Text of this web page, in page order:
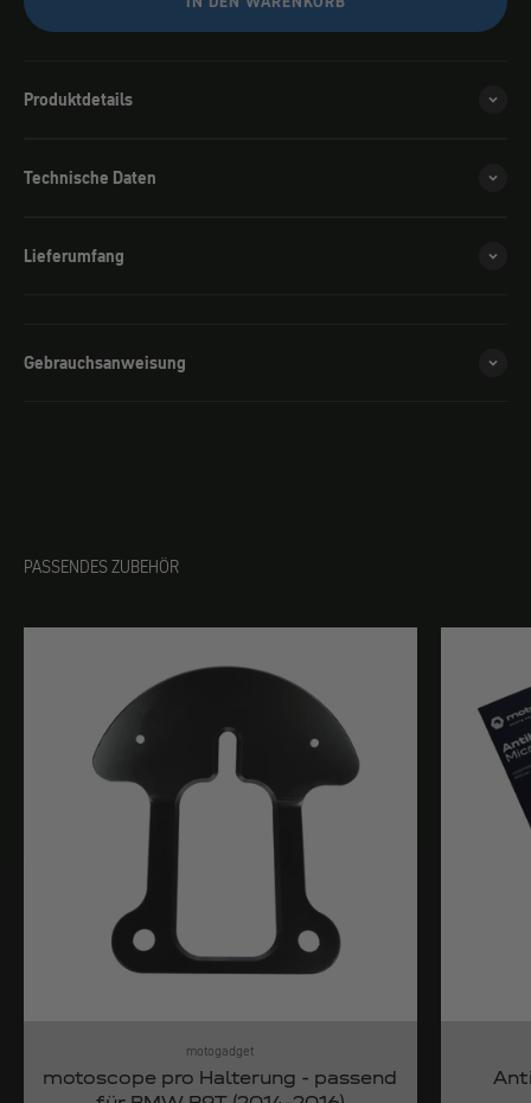
Produktdetails
Technische Daten
Lieferumfang
Gebrauchsanweisung
PASSENDES ZUBEHÖR
motogadget
motoscope pro Halterung - passend